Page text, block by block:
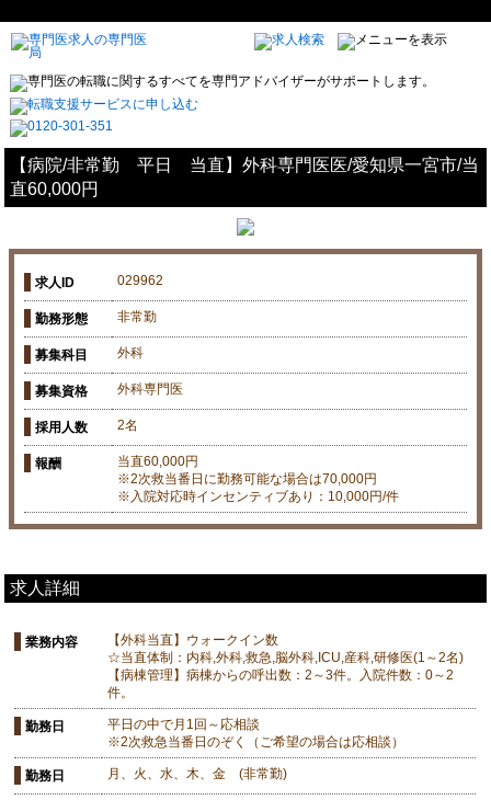
【病院/非常勤 平日 当直】外科専門医医/愛知県一宮市/当
直60,000円
求人ID 029962
勤務形態 非常勤
募集科目 外科
募集資格 外科専門医
採用人数 2名
報酬
当直60,000円
※2次救当番日に勤務可能な場合は70,000円
※入院対応時インセンティブあり：10,000円/件
求人詳細
業務内容
【外科当直】ウォークイン数
☆当直体制：内科,外科,救急,脳外科,ICU,産科,研修医(1～2名)
【病棟管理】病棟からの呼出数：2～3件。入院件数：0～2
件。
勤務日
平日の中で月1回～応相談
※2次救急当番日のぞく（ご希望の場合は応相談）
勤務日 月、火、水、木、金 (非常勤)